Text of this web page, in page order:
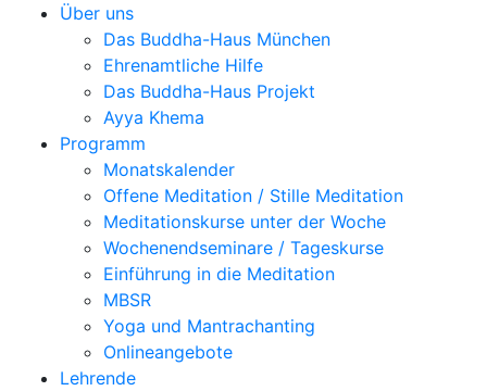
Über uns
Das Buddha-Haus München
Ehrenamtliche Hilfe
Das Buddha-Haus Projekt
Ayya Khema
Programm
Monatskalender
Offene Meditation / Stille Meditation
Meditationskurse unter der Woche
Wochenendseminare / Tageskurse
Einführung in die Meditation
MBSR
Yoga und Mantrachanting
Onlineangebote
Lehrende